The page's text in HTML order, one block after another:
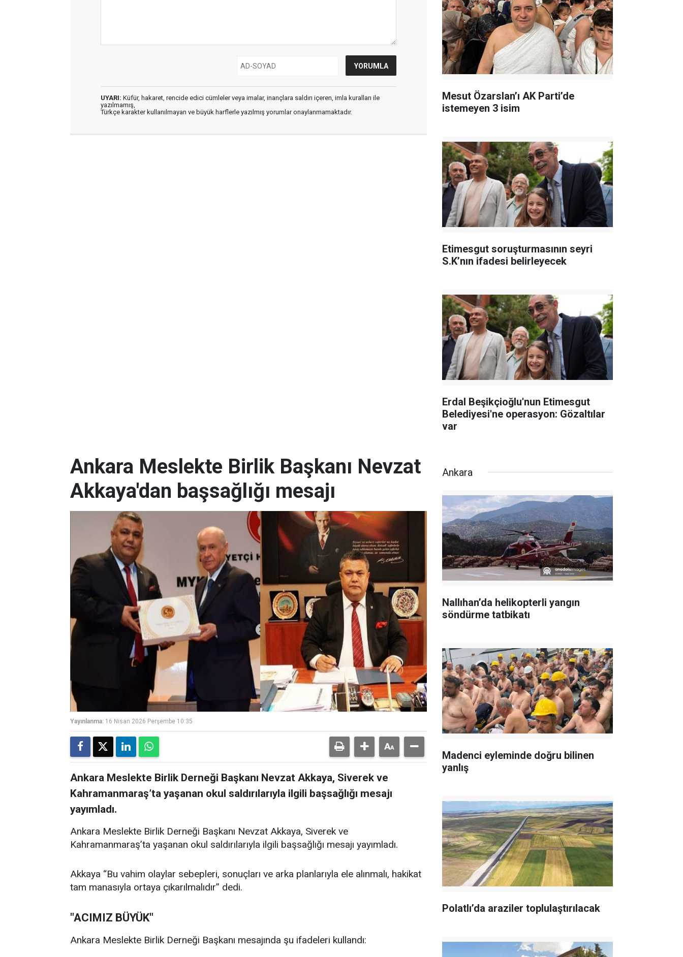
UYARI: Küfür, hakaret, rencide edici cümleler veya imalar, inançlara saldırı içeren, imla kuralları ile
yazılmamış,
Türkçe karakter kullanılmayan ve büyük harflerle yazılmış yorumlar onaylanmamaktadır.
Mesut Özarslan’ı AK Parti’de
istemeyen 3 isim
Etimesgut soruşturmasının seyri
S.K’nın ifadesi belirleyecek
Erdal Beşikçioğlu'nun Etimesgut
Belediyesi'ne operasyon: Gözaltılar
var
Ankara Meslekte Birlik Başkanı Nevzat
Akkaya'dan başsağlığı mesajı
Yayınlanma: 16 Nisan 2026 Perşembe 10:35
Ankara Meslekte Birlik Derneği Başkanı Nevzat Akkaya, Siverek ve
Kahramanmaraş’ta yaşanan okul saldırılarıyla ilgili başsağlığı mesajı
yayımladı.
Ankara Meslekte Birlik Derneği Başkanı Nevzat Akkaya, Siverek ve
Kahramanmaraş’ta yaşanan okul saldırılarıyla ilgili başsağlığı mesajı yayımladı.
Akkaya “Bu vahim olaylar sebepleri, sonuçları ve arka planlarıyla ele alınmalı, hakikat
tam manasıyla ortaya çıkarılmalıdır” dedi.
"ACIMIZ BÜYÜK"
Ankara Meslekte Birlik Derneği Başkanı mesajında şu ifadeleri kullandı:
Ankara
Nallıhan’da helikopterli yangın
söndürme tatbikatı
Madenci eyleminde doğru bilinen
yanlış
Polatlı’da araziler toplulaştırılacak